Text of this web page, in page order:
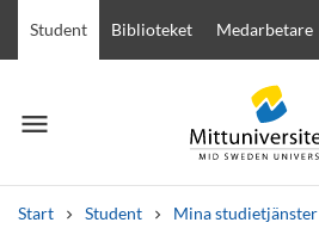
Student Biblioteket Medarbetare
menu
Meny
Start Student Mina studietjänster